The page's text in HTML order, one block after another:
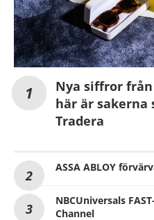
Nya siffror
här är sakerna
Tradera
ASSA ABLOY
NBCUniversals
Channel